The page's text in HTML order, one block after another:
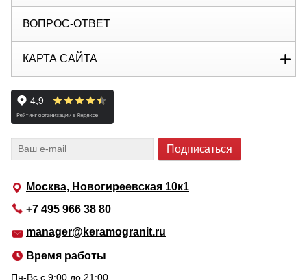
Москва, Новогиреевская 10к1
+7 495 966 38 80
manager@keramogranit.ru
Время работы
Пн-Вс c 9:00 до 21:00
ВОПРОС-ОТВЕТ
КАРТА САЙТА